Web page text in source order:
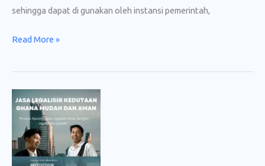
sehingga dapat di gunakan oleh instansi pemerintah,
Jasa
Kedutaan
Resmi
dan
Terpercaya
Read More »